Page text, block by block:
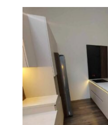
O Firmie Revesen
Kolekcje
Klasy Podłóg
Patronat